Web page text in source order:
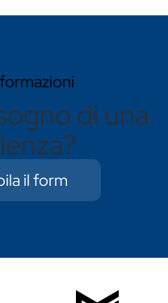
di una
il form